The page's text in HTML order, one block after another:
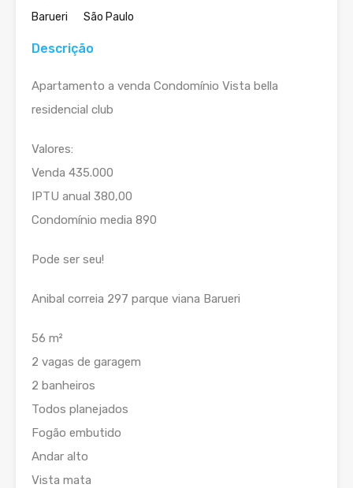
Barueri São Paulo
Descrição
Apartamento a venda Condomínio Vista bella
residencial club
Valores:
Venda 435.000
IPTU anual 380,00
Condomínio media 890
Pode ser seu!
Anibal correia 297 parque viana Barueri
56 m²
2 vagas de garagem
2 banheiros
Todos planejados
Fogão embutido
Andar alto
Vista mata